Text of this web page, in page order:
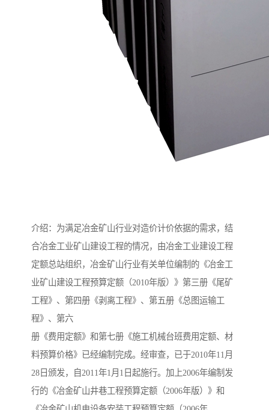
介绍：为满足冶金矿山行业对造价计价依据的需求，结
合冶金工业矿山建设工程的情况，由冶金工业建设工程
定额总站组织，冶金矿山行业有关单位编制的《冶金工
业矿山建设工程预算定额（2010年版）》第三册《尾矿
工程》、第四册《剥离工程》、第五册《总图运输工
程》、第六
册《费用定额》和第七册《施工机械台班费用定额、材
料预算价格》已经编制完成。经审查，已于2010年11月
28日颁发，自2011年1月1日起施行。加上2006年编制发
行的《冶金矿山井巷工程预算定额（2006年版）》和